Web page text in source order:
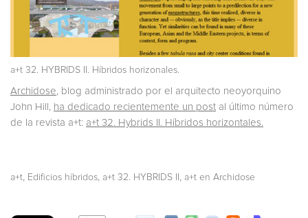
a+t 32. HYBRIDS II. Híbridos horizonales.
Archidose , blog administrado por el arquitecto neoyorquino
John Hill,
ha dedicado recientemente un post al último número
de la revista a+t: a+t 32. Hybrids II. Híbridos horizontales.
a+t Edificios híbridos a+t 32. HYBRIDS II a+t en Archidose